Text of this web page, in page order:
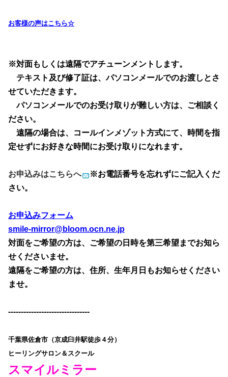
お客様の声はこちら☆
※対面もしくは遠隔でアチューンメントします。
テキスト及び修了証は、パソコンメールでのお渡しとさ
せていただきます。
パソコンメールでのお受け取りが難しい方は、ご相談く
ださい。
遠隔の場合は、コールインメゾット方式にて、時間を指
定せずにお好きな時間にお受け取りになれます。
お申込みはこちらへ
※お電話番号を忘れずにご記入くだ
さい。
お申込みフォーム
smile-mirror@bloom.ocn.ne.jp
対面をご希望の方は、ご希望の日時を第三希望までお知ら
せくださいませ。
遠隔をご希望の方は、住所、生年月日もお知らせください
ませ。
--------------------------------
千葉県佐倉市（京成臼井駅徒歩４分）
ヒーリングサロン＆スクール
スマイルミラー